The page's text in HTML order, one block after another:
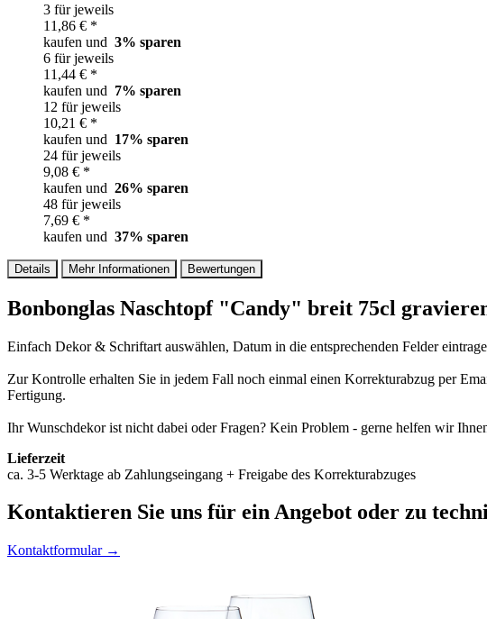
3 für jeweils
11,86 € *
kaufen und 3% sparen
6 für jeweils
11,44 € *
kaufen und 7% sparen
12 für jeweils
10,21 € *
kaufen und 17% sparen
24 für jeweils
9,08 € *
kaufen und 26% sparen
48 für jeweils
7,69 € *
kaufen und 37% sparen
Details Mehr Informationen Bewertungen
Bonbonglas Naschtopf "Candy" breit 75cl
Einfach Dekor & Schriftart auswählen, Datum in die entsprechenden Felder
Zur Kontrolle erhalten Sie in jedem Fall noch einmal einen Korrekturabzug per
Fertigung.
Ihr Wunschdekor ist nicht dabei oder Fragen? Kein Problem - gerne helfen wir
Lieferzeit
ca. 3-5 Werktage ab Zahlungseingang + Freigabe des Korrekturabzuges
Kontaktieren Sie uns für ein Angebot oder zu
Kontaktformular →